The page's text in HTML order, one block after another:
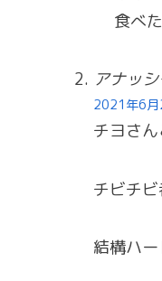
食べ
アナッ
2021年6
チヨさ
チビチ
結構ハ